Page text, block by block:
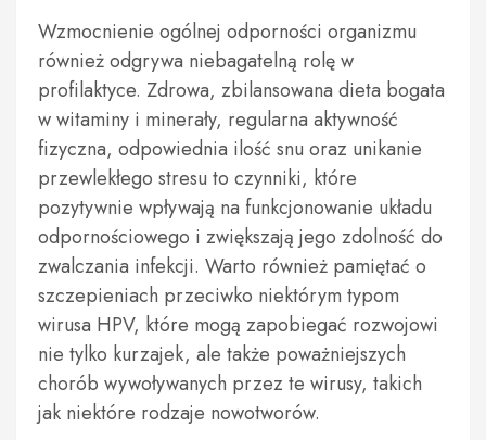
Wzmocnienie ogólnej odporności organizmu
również odgrywa niebagatelną rolę w
profilaktyce. Zdrowa, zbilansowana dieta bogata
w witaminy i minerały, regularna aktywność
fizyczna, odpowiednia ilość snu oraz unikanie
przewlekłego stresu to czynniki, które
pozytywnie wpływają na funkcjonowanie układu
odpornościowego i zwiększają jego zdolność do
zwalczania infekcji. Warto również pamiętać o
szczepieniach przeciwko niektórym typom
wirusa HPV, które mogą zapobiegać rozwojowi
nie tylko kurzajek, ale także poważniejszych
chorób wywoływanych przez te wirusy, takich
jak niektóre rodzaje nowotworów.